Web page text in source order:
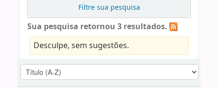
Filtre sua pesquisa
Sua pesquisa retornou 3 resultados.
Desculpe, sem sugestões.